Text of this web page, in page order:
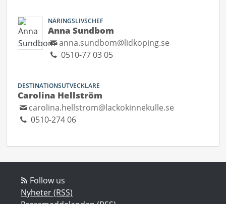
NÄRINGSLIVSCHEF
Anna Sundbom
anna.sundbom@lidkoping.se
0510-77 03 05
DESTINATIONSUTVECKLARE
Carolina Hellström
carolina.hellstrom@lackokinnekulle.se
0510-274 06
Follow us
Nyheter (RSS)